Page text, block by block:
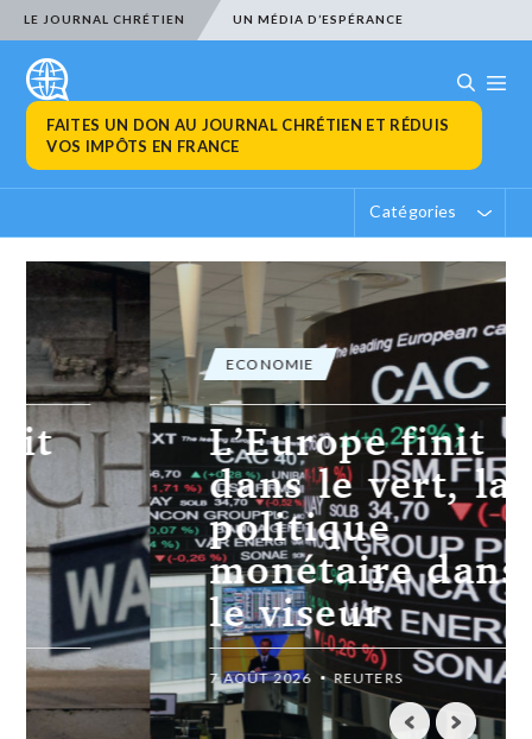
LE JOURNAL CHRÉTIEN UN MÉDIA D’ESPÉRANCE
FAITES UN DON AU JOURNAL CHRÉTIEN ET RÉDUIS
VOS IMPÔTS EN FRANCE
Catégories
ECONOMIE
L’Europe finit
dans le vert, la
politique
monétaire dans
le viseur
7 AOÛT 2026 REUTERS